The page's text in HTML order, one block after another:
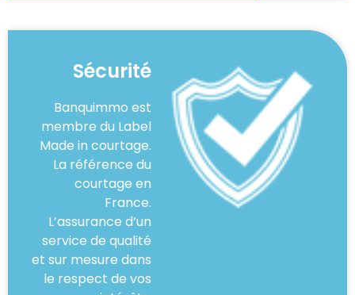
Sécurité
Banquimmo est
membre du Label
Made in courtage.
La référence du
courtage en
France.
L’assurance d’un
service de qualité
et sur mesure dans
le respect de vos